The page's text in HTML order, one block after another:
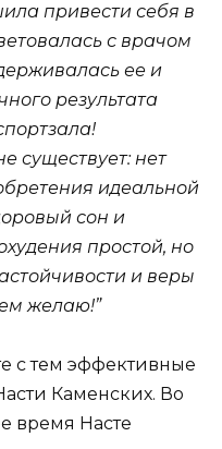
привести себя в
с врачом
ее и
результата
существует: нет
идеальной
сон и
простой, но
и веры
желаю!”
с тем эффективные
Каменских. Во
время Насте